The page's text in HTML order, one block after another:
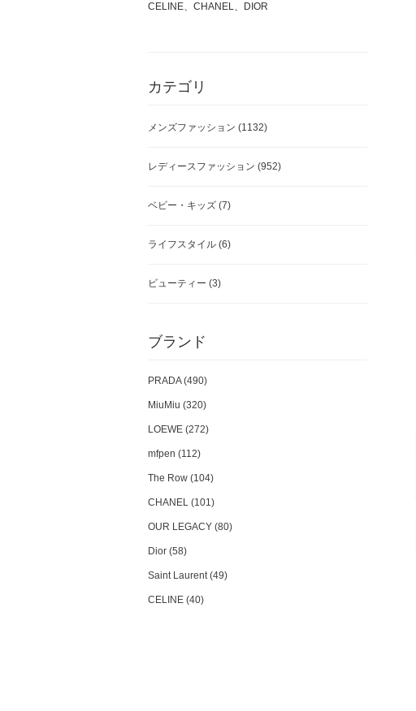
CELINE、CHANEL、DIOR
カテゴリ
メンズファッション (1132)
レディースファッション (952)
ベビー・キッズ (7)
ライフスタイル (6)
ビューティー (3)
ブランド
PRADA (490)
MiuMiu (320)
LOEWE (272)
mfpen (112)
The Row (104)
CHANEL (101)
OUR LEGACY (80)
Dior (58)
Saint Laurent (49)
CELINE (40)